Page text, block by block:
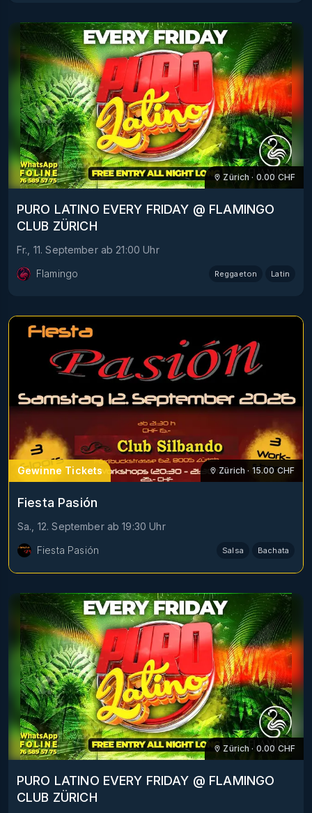
Zürich · 0.00 CHF
PURO LATINO EVERY FRIDAY @ FLAMINGO
CLUB ZÜRICH
Fr., 11. September ab 21:00 Uhr
Flamingo
Reggaeton Latin
Gewinne Tickets Zürich · 15.00 CHF
Fiesta Pasión
Sa., 12. September ab 19:30 Uhr
Fiesta Pasión
Salsa Bachata
Zürich · 0.00 CHF
PURO LATINO EVERY FRIDAY @ FLAMINGO
CLUB ZÜRICH